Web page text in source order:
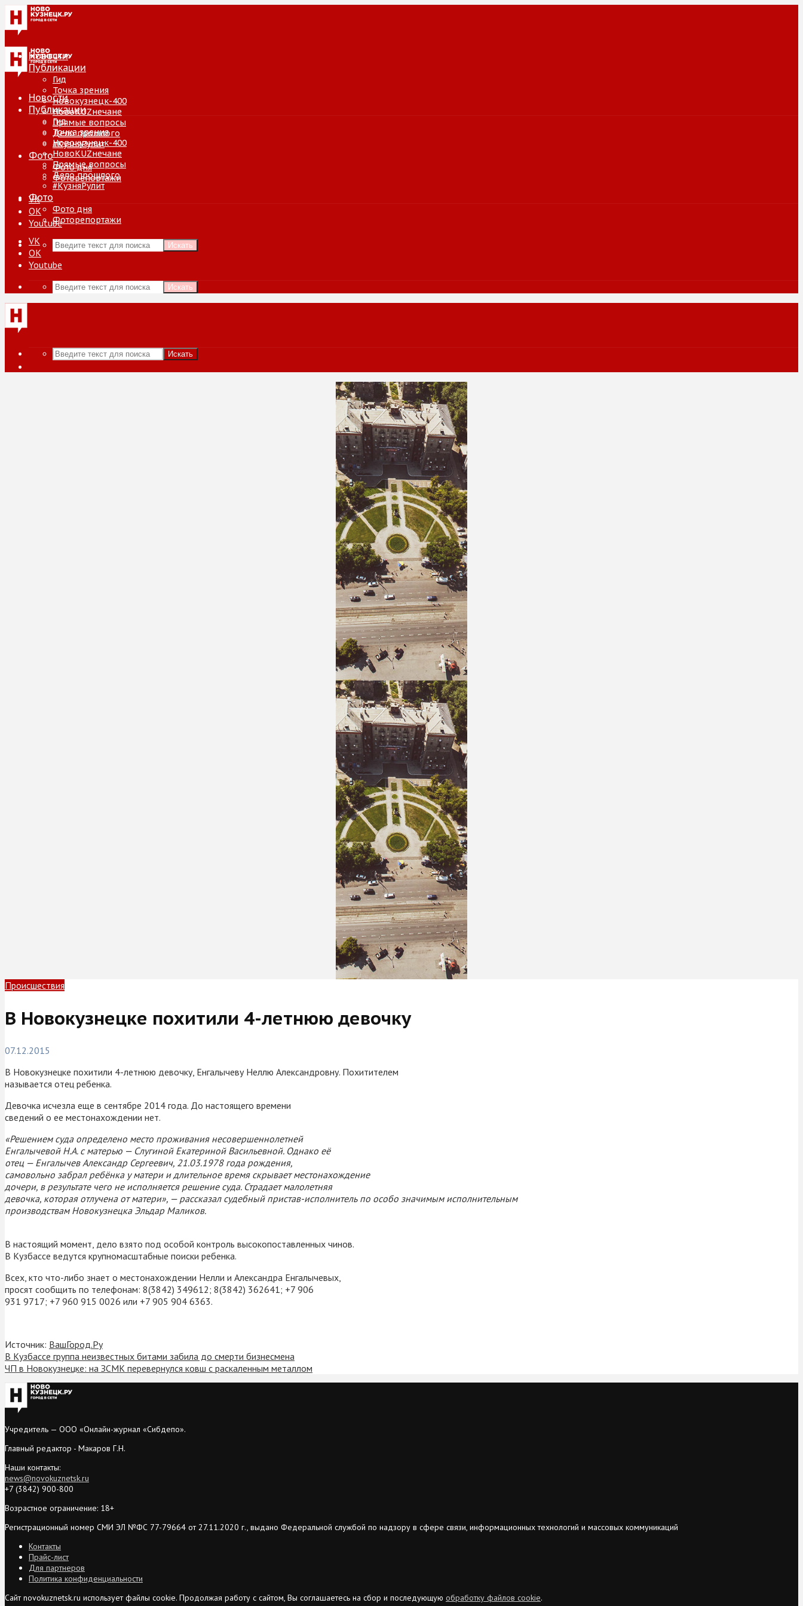
Новости
Публикации
Гид
Точка зрения
Новокузнецк-400
НовоKUZнечане
Прямые вопросы
Дело прошлого
#КузняРулит
Фото
Фото дня
Фоторепортажи
VK
ОК
Youtube
Искать
Новости
Публикации
Гид
Точка зрения
Новокузнецк-400
НовоKUZнечане
Прямые вопросы
Дело прошлого
#КузняРулит
Фото
Фото дня
Фоторепортажи
VK
ОК
Youtube
Искать
Искать
Происшествия
В Новокузнецке похитили 4-летнюю девочку
07.12.2015
В Новокузнецке похитили 4-летнюю девочку, Енгалычеву Неллю Александровну. Похитителем
называется отец ребенка.
Девочка исчезла еще в сентябре 2014 года. До настоящего времени
сведений о ее местонахождении нет.
«Решением суда определено место проживания несовершеннолетней
Енгалычевой Н.А. с матерью — Слугиной Екатериной Васильевной. Однако её
отец — Енгалычев Александр Сергеевич, 21.03.1978 года рождения,
самовольно забрал ребёнка у матери и длительное время скрывает местонахождение
дочери, в результате чего не исполняется решение суда. Страдает малолетняя
девочка, которая отлучена от матери», — рассказал судебный пристав-исполнитель по особо значимым исполнительным
производствам Новокузнецка Эльдар Маликов.
В настоящий момент, дело взято под особой контроль высокопоставленных чинов.
В Кузбассе ведутся крупномасштабные поиски ребенка.
Всех, кто что-либо знает о местонахождении Нелли и Александра Енгалычевых,
просят сообщить по телефонам: 8(3842) 349612; 8(3842) 362641; +7 906
931 9717; +7 960 915 0026 или +7 905 904 6363.
Источник: ВашГород.Ру
В Кузбассе группа неизвестных битами забила до смерти бизнесмена
ЧП в Новокузнецке: на ЗСМК перевернулся ковш с раскаленным металлом
Учредитель — ООО «Онлайн-журнал «Сибдепо».
Главный редактор - Макаров Г.Н.
Наши контакты:
news@novokuznetsk.ru
+7 (3842) 900-800
Возрастное ограничение: 18+
Регистрационный номер СМИ ЭЛ №ФС 77-79664 от 27.11.2020 г., выдано Федеральной службой по надзору в сфере связи, информационных технологий и массовых коммуникаций
Контакты
Прайс-лист
Для партнеров
Политика конфиденциальности
Сайт novokuznetsk.ru использует файлы cookie. Продолжая работу с сайтом, Вы соглашаетесь на сбор и последующую обработку файлов cookie.